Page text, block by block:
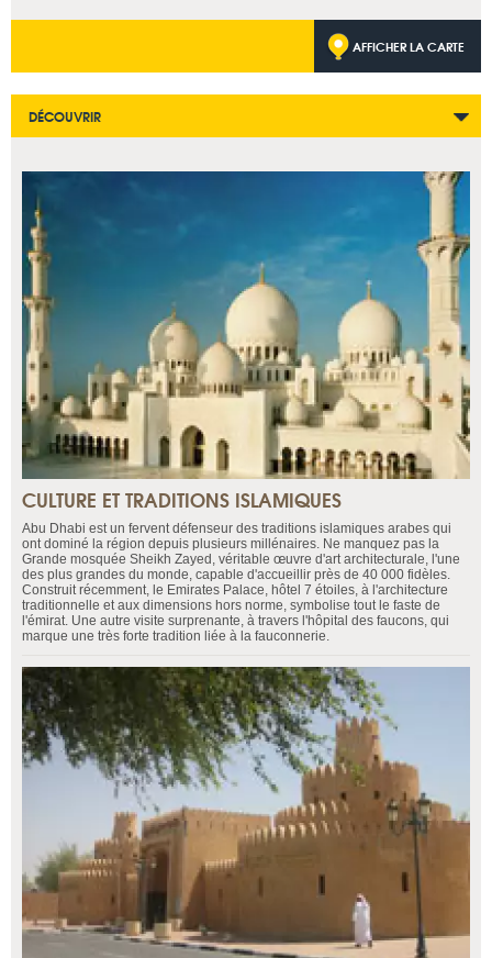
AFFICHER LA CARTE
DÉCOUVRIR
CULTURE ET TRADITIONS ISLAMIQUES
Abu Dhabi est un fervent défenseur des traditions islamiques arabes qui
ont dominé la région depuis plusieurs millénaires. Ne manquez pas la
Grande mosquée Sheikh Zayed, véritable œuvre d'art architecturale, l'une
des plus grandes du monde, capable d'accueillir près de 40 000 fidèles.
Construit récemment, le Emirates Palace, hôtel 7 étoiles, à l'architecture
traditionnelle et aux dimensions hors norme, symbolise tout le faste de
l'émirat. Une autre visite surprenante, à travers l'hôpital des faucons, qui
marque une très forte tradition liée à la fauconnerie.